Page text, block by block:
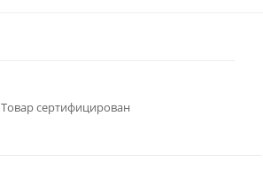
Товар сертифицирован